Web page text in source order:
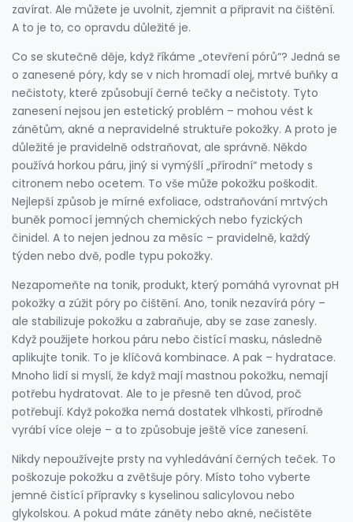
zavírat. Ale můžete je uvolnit, zjemnit a připravit na čištění.
A to je to, co opravdu důležité je.
Co se skutečně děje, když říkáme „otevření pórů“? Jedná se
o zanesené póry, kdy se v nich hromadí olej, mrtvé buňky a
nečistoty, které způsobují černé tečky a nečistoty. Tyto
zanesení nejsou jen estetický problém – mohou vést k
zánětům, akné a nepravidelné struktuře pokožky. A proto je
důležité je pravidelně odstraňovat, ale správně. Někdo
používá horkou páru, jiný si vymýšlí „přírodní“ metody s
citronem nebo ocetem. To vše může pokožku poškodit.
Nejlepší způsob je mírné exfoliace, odstraňování mrtvých
buněk pomocí jemných chemických nebo fyzických
činidel. A to nejen jednou za měsíc – pravidelně, každý
týden nebo dvě, podle typu pokožky.
Nezapomeňte na tonik, produkt, který pomáhá vyrovnat pH
pokožky a zúžit póry po čištění. Ano, tonik nezavírá póry –
ale stabilizuje pokožku a zabraňuje, aby se zase zanesly.
Když použijete horkou páru nebo čistící masku, následně
aplikujte tonik. To je klíčová kombinace. A pak – hydratace.
Mnoho lidí si myslí, že když mají mastnou pokožku, nemají
potřebu hydratovat. Ale to je přesně ten důvod, proč
potřebují. Když pokožka nemá dostatek vlhkosti, přírodně
vyrábí více oleje – a to způsobuje ještě více zanesení.
Nikdy nepoužívejte prsty na vyhledávání černých teček. To
poškozuje pokožku a zvětšuje póry. Místo toho vyberte
jemné čistící přípravky s kyselinou salicylovou nebo
glykolskou. A pokud máte záněty nebo akné, nečistěte